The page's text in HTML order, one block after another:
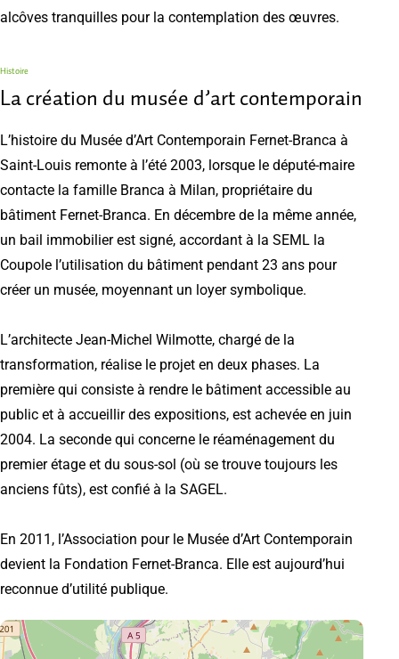
alcôves tranquilles pour la contemplation des œuvres.
Histoire
La création du musée d’art contemporain
L’histoire du Musée d’Art Contemporain Fernet-Branca à
Saint-Louis remonte à l’été 2003, lorsque le député-maire
contacte la famille Branca à Milan, propriétaire du
bâtiment Fernet-Branca. En décembre de la même année,
un bail immobilier est signé, accordant à la SEML la
Coupole l’utilisation du bâtiment pendant 23 ans pour
créer un musée, moyennant un loyer symbolique.
L’architecte Jean-Michel Wilmotte, chargé de la
transformation, réalise le projet en deux phases. La
première qui consiste à rendre le bâtiment accessible au
public et à accueillir des expositions, est achevée en juin
2004. La seconde qui concerne le réaménagement du
premier étage et du sous-sol (où se trouve toujours les
anciens fûts), est confié à la SAGEL.
En 2011, l’Association pour le Musée d’Art Contemporain
devient la Fondation Fernet-Branca. Elle est aujourd’hui
reconnue d’utilité publique.